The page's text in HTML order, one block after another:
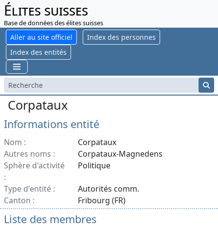
Élites suisses
Base de données des élites suisses
Aller au site officiel
Index des personnes
Index des entités
Corpataux
Informations entité
Nom :
Corpataux
Autres noms :
Corpataux-Magnedens
Sphère d'activité
:
Politique
Type d'entité :
Autorités comm.
Canton :
Fribourg (FR)
Liste des membres